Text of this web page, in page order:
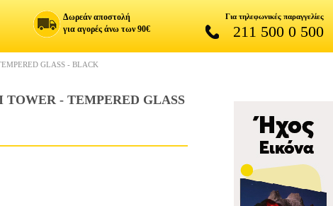
Δωρεάν αποστολή
για αγορές άνω των 90€
Για τηλεφωνικές παραγγελίες
211 500 0 500
GLASS - BLACK
- TEMPERED GLASS